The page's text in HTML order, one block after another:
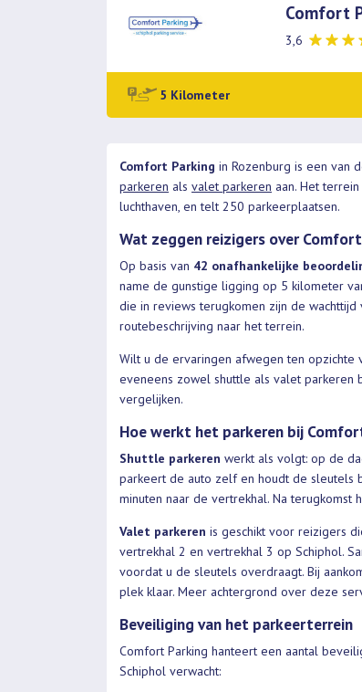
Comfort
3,6
5 Kilometer
Comfort Parking in Rozenburg is een van
parkeren als valet parkeren aan. Het
luchthaven, en telt 250 parkeerplaatsen.
Wat zeggen reizigers over
Op basis van 42 onafhankelijke
name de gunstige ligging op 5 kilometer
die in reviews terugkomen zijn de
routebeschrijving naar het terrein.
Wilt u de ervaringen afwegen ten opzichte
eveneens zowel shuttle als valet parkeren
vergelijken.
Hoe werkt het parkeren bij
Shuttle parkeren werkt als volgt: op de
parkeert de auto zelf en houdt de sleutels
minuten naar de vertrekhal. Na
Valet parkeren is geschikt voor reizigers
vertrekhal 2 en vertrekhal 3 op Schiphol.
voordat u de sleutels overdraagt. Bij
plek klaar. Meer achtergrond over deze
Beveiliging van het parkeerterrein
Comfort Parking hanteert een aantal
Schiphol verwacht: